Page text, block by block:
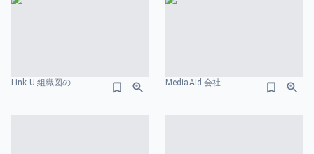
Link-U 組織図のスライドデザイン MediaAid 会社紹介資料 組織図のスライドデザイン